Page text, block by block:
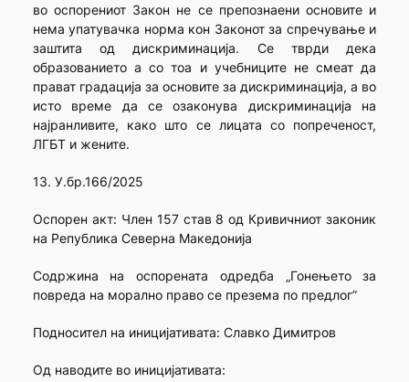
во оспорениот Закон не се препознаени основите и
нема упатувачка норма кон Законот за спречување и
заштита од дискриминација. Се тврди дека
образованието а со тоа и учебниците не смеат да
прават градација за основите за дискриминација, а во
исто време да се озаконува дискриминација на
најранливите, како што се лицата со попреченост,
ЛГБТ и жените.
13. У.бр.166/2025
Оспорен акт: Член 157 став 8 од Кривичниот законик
на Република Северна Македонија
Содржина на оспорената одредба „Гонењето за
повреда на морално право се презема по предлог”
Подносител на иницијативата: Славко Димитров
Од наводите во иницијативата: